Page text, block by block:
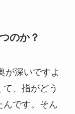
のか？
が深いですよ
、指がどう
んです。そん